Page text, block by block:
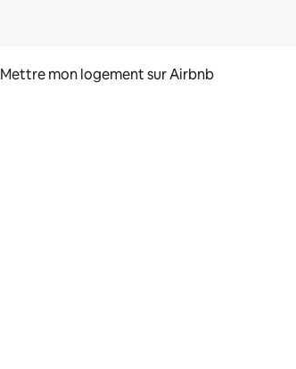
Mettre mon logement sur Airbnb